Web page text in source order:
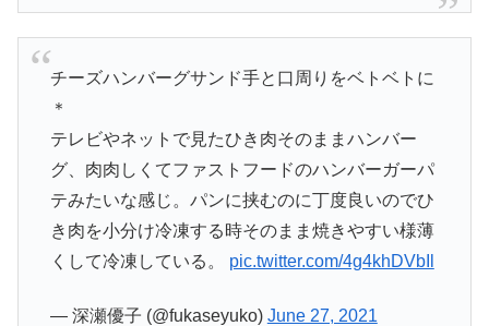
チーズハンバーグサンド手と口周りをベトベトに
＊
テレビやネットで見たひき肉そのままハンバー
グ、肉肉しくてファストフードのハンバーガーパ
テみたいな感じ。パンに挟むのに丁度良いのでひ
き肉を小分け冷凍する時そのまま焼きやすい様薄
くして冷凍している。 pic.twitter.com/4g4khDVbIl
— 深瀬優子 (@fukaseyuko) June 27, 2021